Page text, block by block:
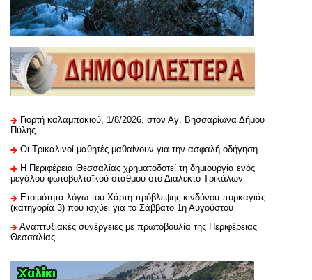
Γιορτή καλαμποκιού, 1/8/2026, στον Αγ. Βησσαρίωνα Δήμου
Πύλης
Οι Τρικαλινοί μαθητές μαθαίνουν για την ασφαλή οδήγηση
H Περιφέρεια Θεσσαλίας χρηματοδοτεί τη δημιουργία ενός
μεγάλου φωτοβολταϊκού σταθμού στο Διαλεκτό Τρικάλων
Ετοιμότητα λόγω του Χάρτη πρόβλεψης κινδύνου πυρκαγιάς
(κατηγορία 3) που ισχύει για το Σάββατο 1η Αυγούστου
Αναπτυξιακές συνέργειες με πρωτοβουλία της Περιφέρειας
Θεσσαλίας